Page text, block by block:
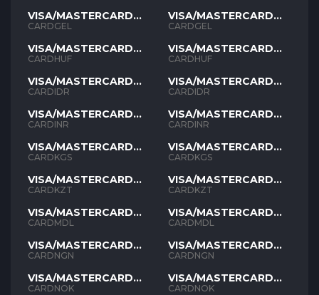
VISA/MASTERCARD
GEL
CARDGEL
VISA/MASTERCARD
HUF
CARDHUF
VISA/MASTERCARD
IDR
CARDIDR
VISA/MASTERCARD
INR
CARDINR
VISA/MASTERCARD
KGS
CARDKGS
VISA/MASTERCARD
KZT
CARDKZT
VISA/MASTERCARD
MDL
CARDMDL
VISA/MASTERCARD
NGN
CARDNGN
VISA/MASTERCARD
NOK
CARDNOK
VISA/MASTERCARD
GEL
CARDGEL
VISA/MASTERCARD
HUF
CARDHUF
VISA/MASTERCARD
IDR
CARDIDR
VISA/MASTERCARD
INR
CARDINR
VISA/MASTERCARD
KGS
CARDKGS
VISA/MASTERCARD
KZT
CARDKZT
VISA/MASTERCARD
MDL
CARDMDL
VISA/MASTERCARD
NGN
CARDNGN
VISA/MASTERCARD
NOK
CARDNOK